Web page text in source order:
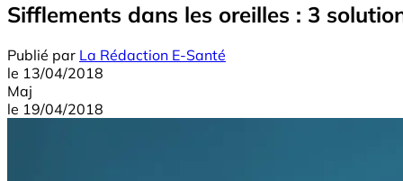
Sifflements dans les oreilles : 3
Publié par La Rédaction E-Santé
le 13/04/2018
Maj
le 19/04/2018